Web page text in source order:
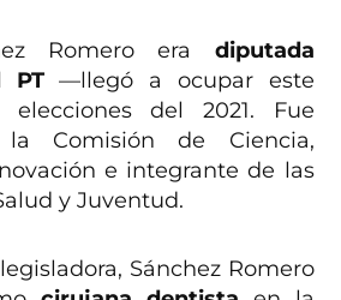
Romero era diputada
PT—llegó a ocupar este
del 2021. Fue
Comisión de Ciencia,
e integrante de las
y Juventud.
Sánchez Romero